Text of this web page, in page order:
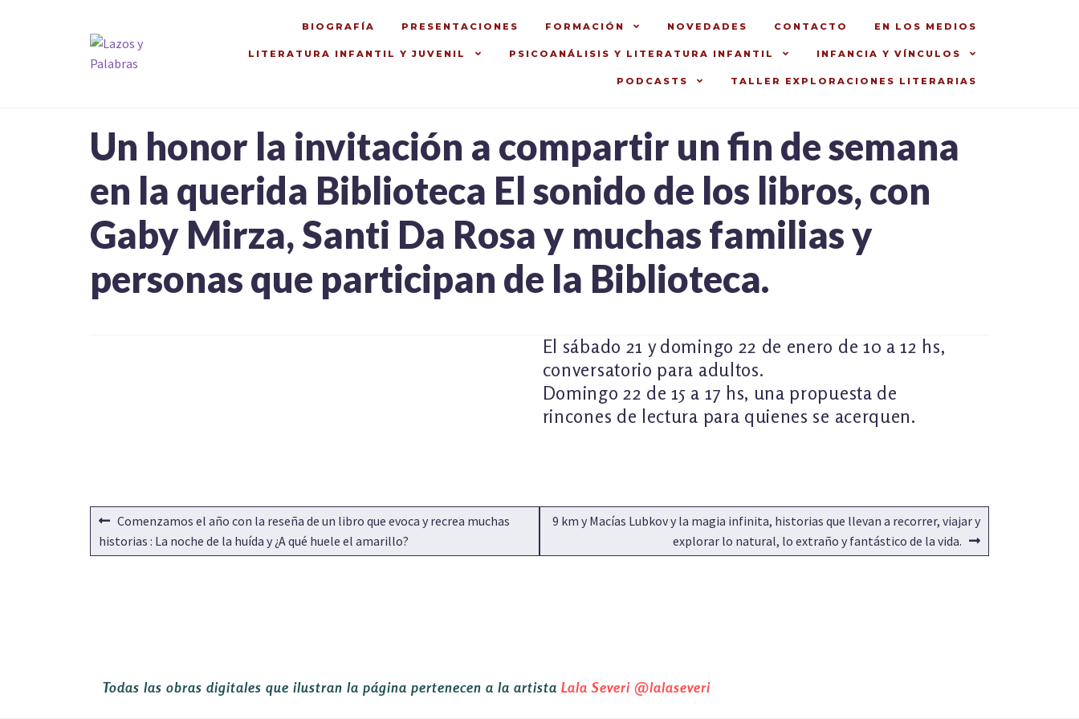
Ir
navegación
Ir
BIOGRAFÍA PRESENTACIONES FORMACIÓN NOVEDADES CONTACTO EN LOS MEDIOS
LITERATURA INFANTIL Y JUVENIL PSICOANÁLISIS Y LITERATURA INFANTIL INFANCIA Y VÍNCULOS
PODCASTS TALLER EXPLORACIONES LITERARIAS
Un honor la invitación a compartir un fin de semana
en la querida Biblioteca El sonido de los libros, con
Gaby Mirza, Santi Da Rosa y muchas familias y
personas que participan de la Biblioteca.
El sábado 21 y domingo 22 de enero de 10 a 12 hs,
conversatorio para adultos.
Domingo 22 de 15 a 17 hs, una propuesta de
rincones de lectura para quienes se acerquen.
NAVEGACIÓN
DE
Anterior:
Comenzamos el año con la reseña de un libro que evoca y recrea muchas
historias : La noche de la huída y ¿A qué huele el amarillo?
Siguiente:
9 km y Macías Lubkov y la magia infinita, historias que llevan a recorrer, viajar y
explorar lo natural, lo extraño y fantástico de la vida.
Todas las obras digitales que ilustran la página pertenecen a la artista Lala Severi @lalaseveri